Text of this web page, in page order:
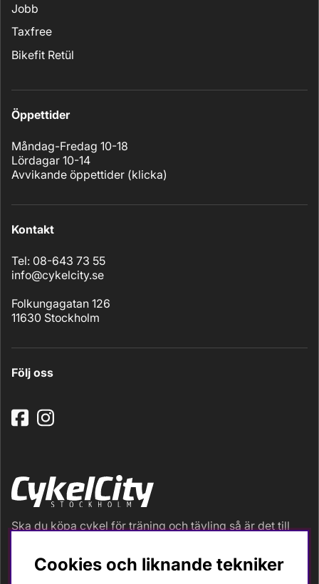
Jobb
Taxfree
Bikefit Retül
Öppettider
Måndag-Fredag 10-18
Lördagar 10-14
Avvikande öppettider (klicka)
Kontakt
Tel: 08-643 73 55
info@cykelcity.se
Folkungagatan 126
11630 Stockholm
Följ oss
Ska du köpa cykel för träning och tävling så är det till
Vi är en mycket personlig cykelaffär med hög
servicegrad och alla vi som jobbar är inbitna cyklister
Cookies och liknande tekniker